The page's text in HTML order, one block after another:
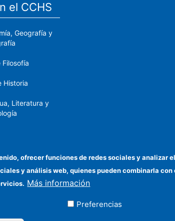
el CCHS
Geografía y
Historia
Literatura y
y Bienes
ofrecer funciones de redes sociales y analizar
y análisis web, quienes pueden combinarla
Más información
Preferencias